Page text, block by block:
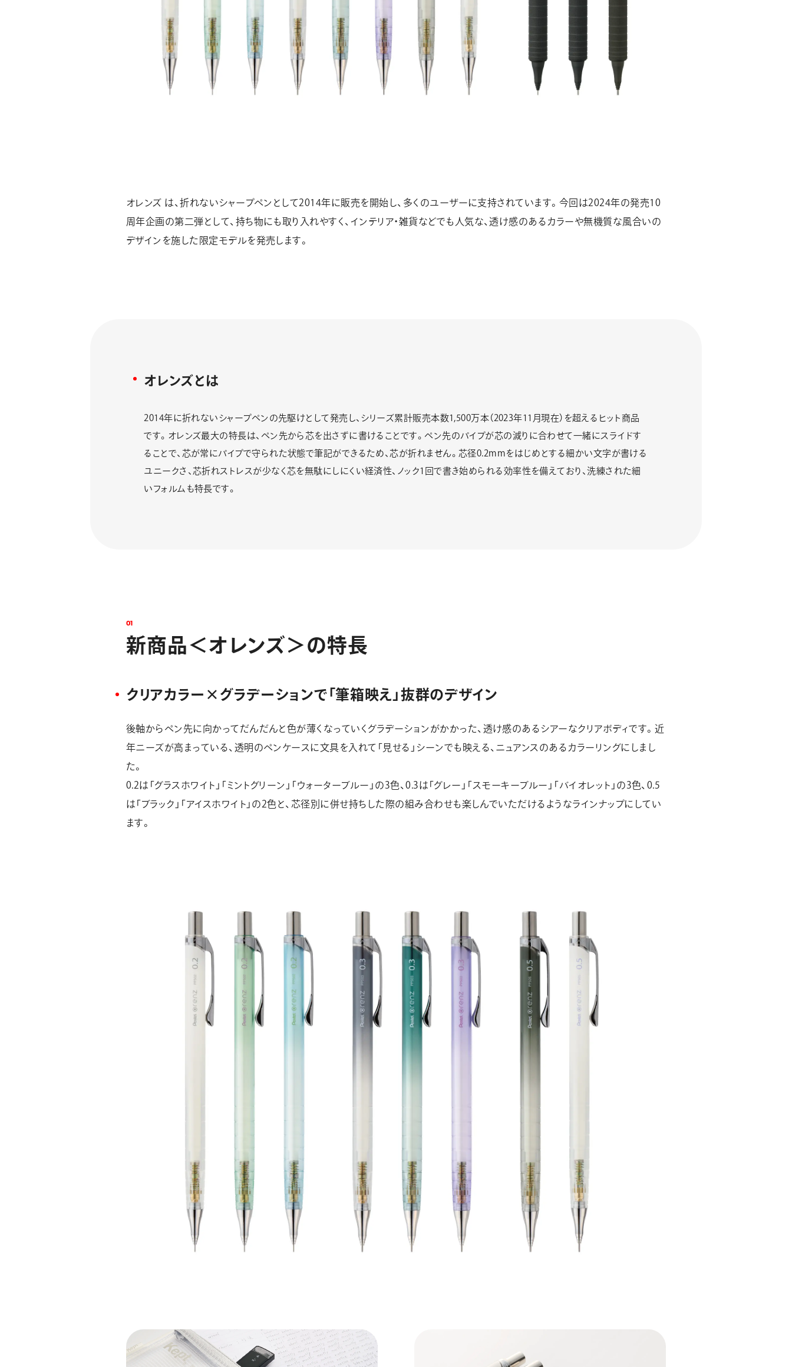
オレンズ は、折れないシャープペンとして2014年に販売を開始し、多くのユーザーに支持されています。今回は2024年の発売10
周年企画の第二弾として、持ち物にも取り入れやすく、インテリア・雑貨などでも人気な、透け感のあるカラーや無機質な風合いの
デザインを施した限定モデルを発売します。
オレンズとは
2014年に折れないシャープペンの先駆けとして発売し、シリーズ累計販売本数1,500万本（2023年11月現在）を超えるヒット商品
です。オレンズ最大の特長は、ペン先から芯を出さずに書けることです。ペン先のパイプが芯の減りに合わせて一緒にスライドす
ることで、芯が常にパイプで守られた状態で筆記ができるため、芯が折れません。芯径0.2mmをはじめとする細かい文字が書ける
ユニークさ、芯折れストレスが少なく芯を無駄にしにくい経済性、ノック1回で書き始められる効率性を備えており、洗練された細
いフォルムも特長です。
01
新商品＜オ レンズ＞ の特長
クリアカラー×グラデーションで「筆箱映え」抜群のデザイン
後軸からペン先に向かってだんだんと色が薄くなっていくグラデーションがかかった、透け感のあるシアーなクリアボディです。近
年ニーズが高まっている、透明のペンケースに文具を入れて「見せる」シーンでも映える、ニュアンスのあるカラーリングにしまし
た。
0.2は「グラスホワイト」「ミントグリーン」「ウォーターブルー」の3色、0.3は「グレー」「スモーキーブルー」「バイオレット」の3色、0.5
は「ブラック」「アイスホワイト」の2色と、芯径別に併せ持ちした際の組み合わせも楽しんでいただけるようなラインナップにしてい
ます。